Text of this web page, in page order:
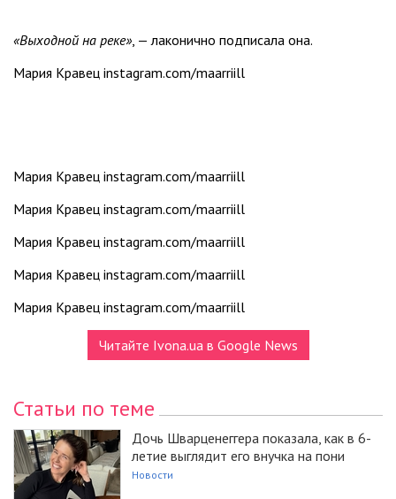
«Выходной на реке», — лаконично подписала она.
Мария Кравец instagram.com/maarriill
Мария Кравец instagram.com/maarriill
Мария Кравец instagram.com/maarriill
Мария Кравец instagram.com/maarriill
Мария Кравец instagram.com/maarriill
Мария Кравец instagram.com/maarriill
Читайте Ivona.ua в Google News
Статьи по теме
Дочь Шварценеггера показала, как в 6-
летие выглядит его внучка на пони
Новости